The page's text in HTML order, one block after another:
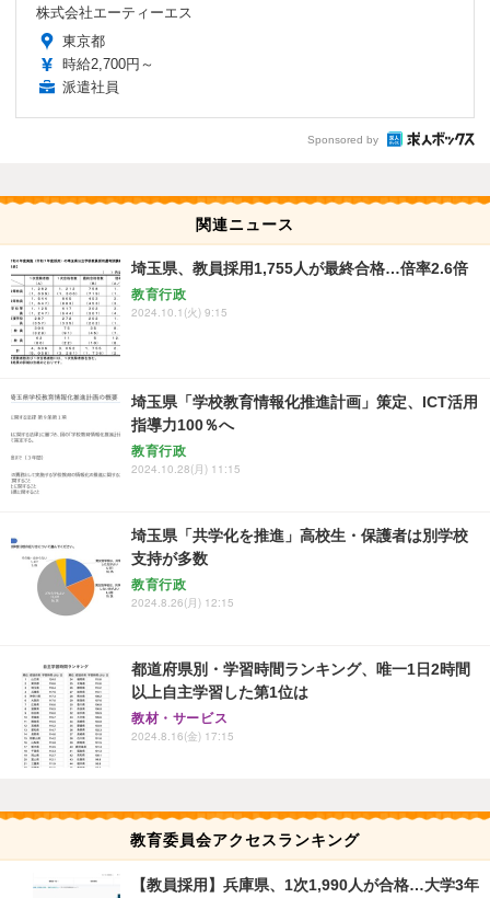
株式会社エーティーエス
東京都
時給2,700円～
派遣社員
Sponsored by
関連ニュース
埼玉県、教員採用1,755人が最終合格…倍率2.6倍
教育行政
2024.10.1(火) 9:15
埼玉県「学校教育情報化推進計画」策定、ICT活用
指導力100％へ
教育行政
2024.10.28(月) 11:15
埼玉県「共学化を推進」高校生・保護者は別学校
支持が多数
教育行政
2024.8.26(月) 12:15
都道府県別・学習時間ランキング、唯一1日2時間
以上自主学習した第1位は
教材・サービス
2024.8.16(金) 17:15
教育委員会アクセスランキング
【教員採用】兵庫県、1次1,990人が合格…大学3年